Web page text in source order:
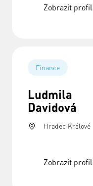
Zobrazit profil
Finance
Ludmila
Davidová
Hradec Králové
Zobrazit profil